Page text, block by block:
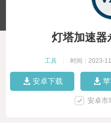
灯塔加速器
工具 时间：2023-
安卓下载
安卓市